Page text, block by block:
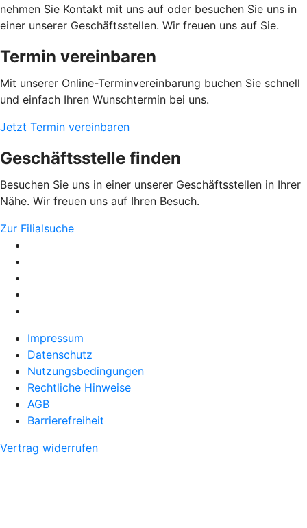
nehmen Sie Kontakt mit uns auf oder besuchen Sie uns in
einer unserer Geschäftsstellen. Wir freuen uns auf Sie.
Termin vereinbaren
Mit unserer Online-Terminvereinbarung buchen Sie schnell
und einfach Ihren Wunschtermin bei uns.
Jetzt Termin vereinbaren
Geschäftsstelle finden
Besuchen Sie uns in einer unserer Geschäftsstellen in Ihrer
Nähe. Wir freuen uns auf Ihren Besuch.
Zur Filialsuche
Impressum
Datenschutz
Nutzungsbedingungen
Rechtliche Hinweise
AGB
Barrierefreiheit
Vertrag widerrufen